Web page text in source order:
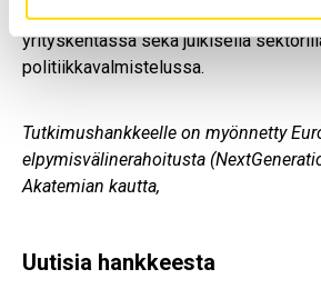
keskeisimmät kansalaisenergian
yrityskentässä sekä julkisella
politiikkavalmistelussa.
Tutkimushankkeelle on myönnetty
elpymisvälinerahoitusta
Akatemian kautta,
Uutisia hankkeesta